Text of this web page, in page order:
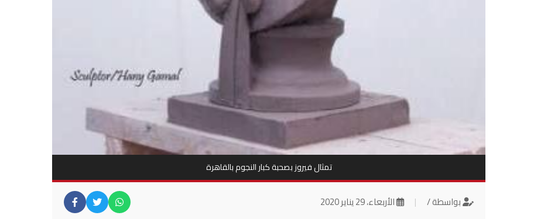
تمثال فيروز بصحبة كبار النجوم بالقاهرة
بواسطة / | الأربعاء، 29 يناير 2020